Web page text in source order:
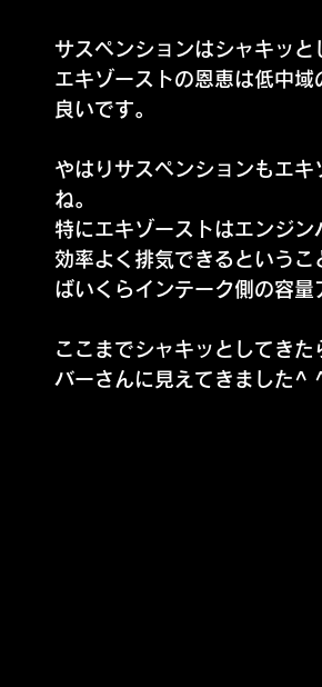
サスペンションはシャキッと
エキゾーストの恩恵は低中
良いです。
やはりサスペンションもエ
ね。
特にエキゾーストはエンジン
効率よく排気できるという
ばいくらインテーク側の容量
ここまでシャキッとしてき
バーさんに見えてきました^